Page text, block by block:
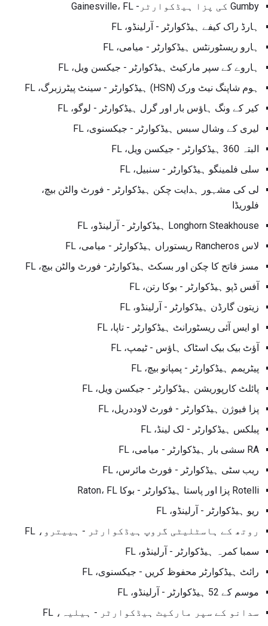
Gumby کی پزا ہیڈکوارٹر- Gainesville، FL
ہارڈ راک کیفے ہیڈکوارٹر - آرلینڈو، FL
ہارو ریسٹورنٹس ہیڈکوارٹر - میامی، FL
ہاروے کے سپر مارکیٹ ہیڈکوارٹر - جیکسن ویل، FL
ہوم شاپنگ نیٹ ورک (HSN) ہیڈکوارٹر - سینٹ پیٹرزبرگ، FL
کیر کے ونگ ہاؤس بار اور گرل ہیڈکوارٹر - لوگو، FL
لیری کے وشال سبس ہیڈکوارٹر - جیکسنوی، FL
البتہ 360 ہیڈکوارٹر - جیکسن ویل، FL
سلی فلمینگو ہیڈکوارٹر - سنبیل، FL
لی کی مشہور ہدایت چکن ہیڈکوارٹر - فورٹ والٹن بیچ،
فلوریڈا
Longhorn Steakhouse ہیڈکوارٹر - آرلینڈو، FL
لاس Rancheros ریستوراں ہیڈکوارٹر - میامی، FL
مسز فاتح کا چکن اور بسکٹ ہیڈکوارٹر- فورٹ والٹن بیچ، FL
آفس ڈپو ہیڈکوارٹر - بوکا رتن، FL
زیتون گارڈن ہیڈکوارٹر - آرلینڈو، FL
او ایس آئی ریسٹورانٹ ہیڈکوارٹر - تاپا، FL
آؤٹ بیک بیک اسٹاک ہاؤس - ٹیمپ، FL
پیٹریمم ہیڈکوارٹر - پمپانو بیچ، FL
پائلٹ کارپوریشن ہیڈکوارٹر - جیکسن ویل، FL
پزا فیوژن ہیڈکوارٹر - فورٹ لاوددریل، FL
پبلکس ہیڈکوارٹر - لک لینڈ، FL
RA سشی بار ہیڈکوارٹر - میامی، FL
ریب سٹی ہیڈکوارٹر - فورٹ مائرس، FL
Rotelli پزا اور پاستا ہیڈکوارٹر - بوکا Raton، FL
ریو ہیڈکوارٹر - آرلینڈو، FL
روتھ کے ہاسٹلیٹی گروپ ہیڈکوارٹر - ہییترو، FL
سمبا کمرہ ہیڈکوارٹر - آرلینڈو، FL
رائٹ ہیڈکوارٹر محفوظ کریں - جیکسنوی، FL
موسم کے 52 ہیڈکوارٹر - آرلینڈو، FL
سدانو کے سپر مارکیٹ ہیڈکوارٹر - ہیلیہ، FL